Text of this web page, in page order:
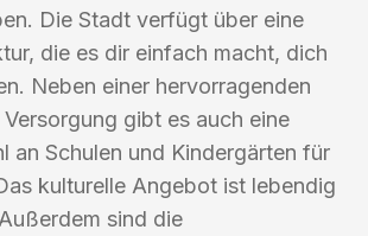
Die Stadt verfügt über eine
die es dir einfach macht, dich
Neben einer hervorragenden
gibt es auch eine
an Schulen und Kindergärten für
kulturelle Angebot ist lebendig
sind die